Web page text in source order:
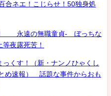
合ネエ！こじらせ！50独身処
！ 永遠の無職童貞- ぼっちな
夜露死苦！
くす！（新・ナンノひゃくし
め速報） 話題な事件からおも